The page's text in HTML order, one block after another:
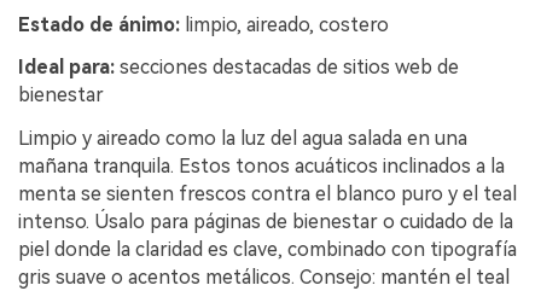
Estado de ánimo: limpio, aireado, costero
Ideal para: secciones destacadas de sitios web de
bienestar
Limpio y aireado como la luz del agua salada en una
mañana tranquila. Estos tonos acuáticos inclinados a la
menta se sienten frescos contra el blanco puro y el teal
intenso. Úsalo para páginas de bienestar o cuidado de la
piel donde la claridad es clave, combinado con tipografía
gris suave o acentos metálicos. Consejo: mantén el teal